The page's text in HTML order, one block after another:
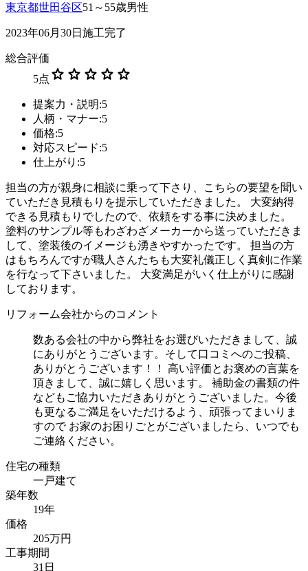
東京都世田谷区51～55歳男性
2023年06月30日施工完了
総合評価
5点 star star star star star
提案力・説明:5
人柄・マナー:5
価格:5
対応スピード:5
仕上がり:5
担当の方が親身に相談に乗って下さり、こちらの要望を聞い
ていただき見積もりを提示していただきました。 大変納得
できる見積もりでしたので、依頼をする事に決めました。
塗料のサンプル等もわざわざメーカーから送っていただきま
して、塗装後のイメージも湧きやすかったです。 担当の方
はもちろんですが職人さんたちも大変礼儀正しく真剣に作業
を行なって下さいました。 大変満足がいく仕上がりに感謝
しております。
リフォーム会社からのコメント
数ある会社の中から弊社をお選びいただきまして、誠
にありがとうございます。そして口コミへのご投稿、
ありがとうございます！！ 高い評価とお褒めの言葉を
頂きまして、誠に嬉しく思います。 補助金の書類の件
などもご協力いただきありがとうございました。今後
も更なるご満足をいただけるよう、頑張ってまいりま
すので お家のお困りごとがございましたら、いつでも
ご連絡ください。
住宅の種類
一戸建て
築年数
19年
価格
205万円
工事期間
31日